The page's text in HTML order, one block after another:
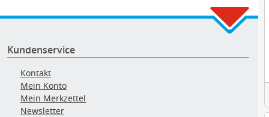
Kundenservice
Kontakt
Mein Konto
Mein Merkzettel
Newsletter